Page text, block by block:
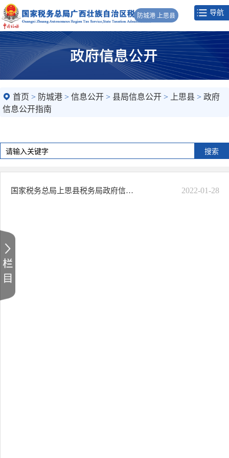
防城港 上思县 导航
首页 > 防城港 > 信息公开 > 县局信息公开 > 上思县 > 政府
信息公开指南
国家税务总局上思县税务局政府信息公开指南 2022-01-28